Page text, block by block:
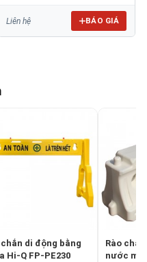
Liên hệ BÁO GIÁ
chắn di động bằng
Hi-Q FP-PE230
Rào
nước